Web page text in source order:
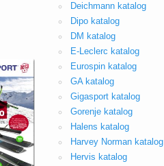
Deichmann katalog
Dipo katalog
DM katalog
E-Leclerc katalog
Eurospin katalog
GA katalog
Gigasport katalog
Gorenje katalog
Halens katalog
Harvey Norman katalog
Hervis katalog